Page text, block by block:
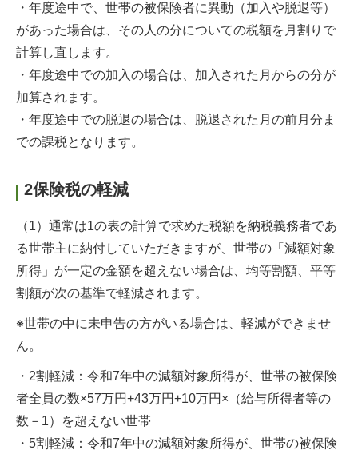
・年度途中で、世帯の被保険者に異動（加入や脱退等）
があった場合は、その人の分についての税額を月割りで
計算し直します。
・年度途中での加入の場合は、加入された月からの分が
加算されます。
・年度途中での脱退の場合は、脱退された月の前月分ま
での課税となります。
2保険税の軽減
（1）通常は1の表の計算で求めた税額を納税義務者であ
る世帯主に納付していただきますが、世帯の「減額対象
所得」が一定の金額を超えない場合は、均等割額、平等
割額が次の基準で軽減されます。
※世帯の中に未申告の方がいる場合は、軽減ができませ
ん。
・2割軽減：令和7年中の減額対象所得が、世帯の被保険
者全員の数×57万円+43万円+10万円×（給与所得者等の
数－1）を超えない世帯
・5割軽減：令和7年中の減額対象所得が、世帯の被保険